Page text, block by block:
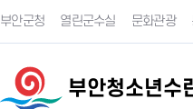
부안군청 열린군수실 문화관광
부안청소년수